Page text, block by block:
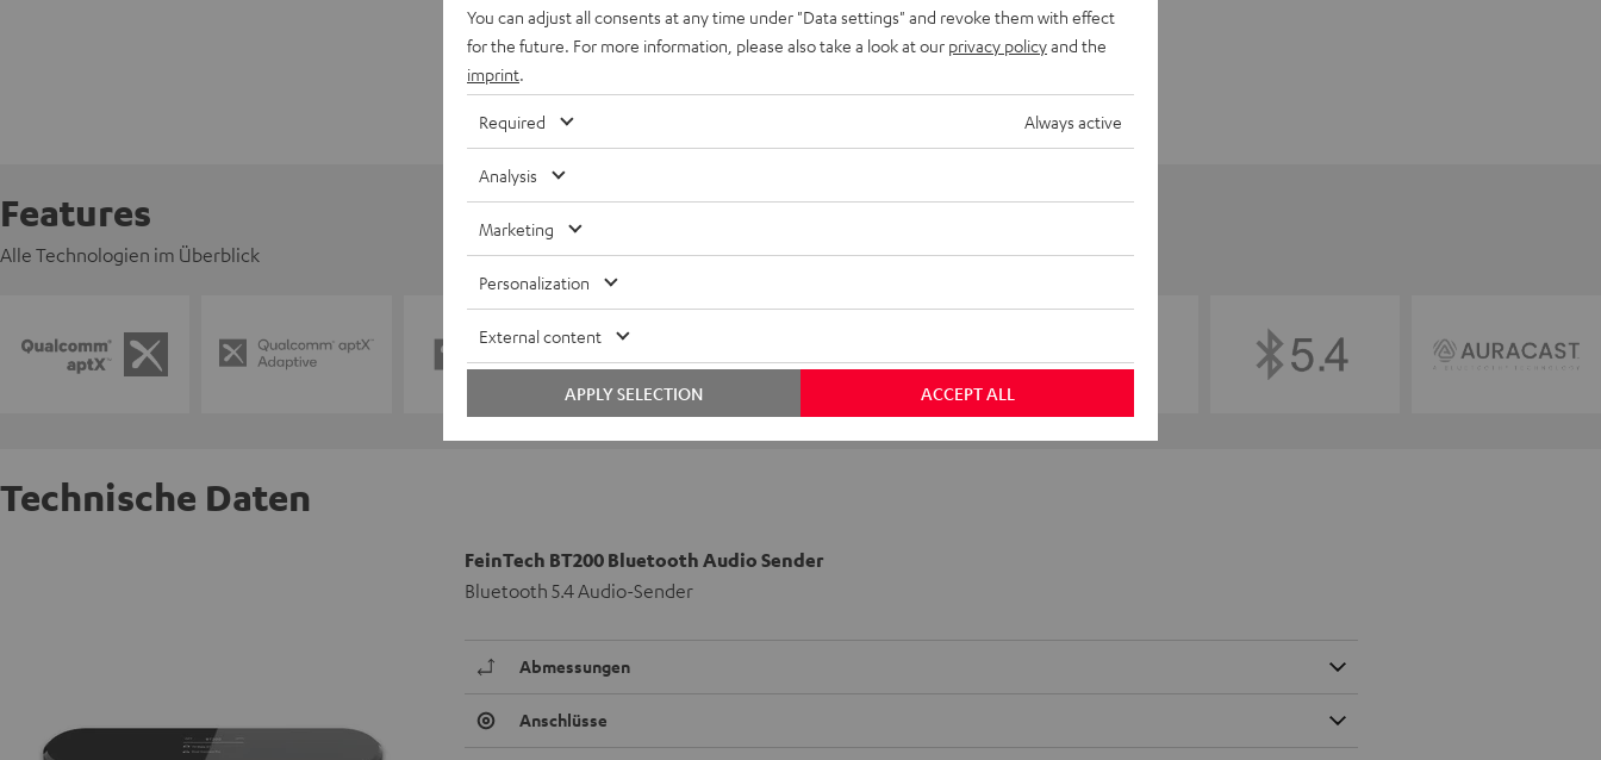
Features
Alle Technologien im Überblick
Technische Daten
FeinTech BT200 Bluetooth Audio Sender
Bluetooth 5.4 Audio-Sender
Abmessungen
Anschlüsse
You can adjust all consents at any time under "Data settings" and revoke them with effect
for the future. For more information, please also take a look at our privacy policyand the
imprint
Required Always active
Analysis
Marketing
Personalization
External content
ACCEPT ALL
APPLY SELECTION